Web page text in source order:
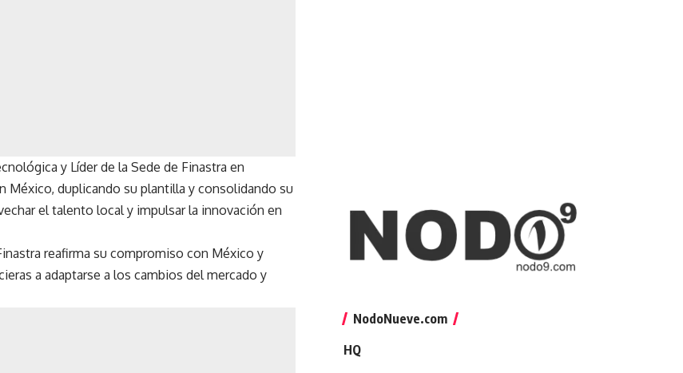
y Líder de la Sede de Finastra en
México, duplicando su plantilla y consolidando su
el talento local y impulsar la innovación en
reafirma su compromiso con México y
a adaptarse a los cambios del mercado y
NodoNueve.com
HQ